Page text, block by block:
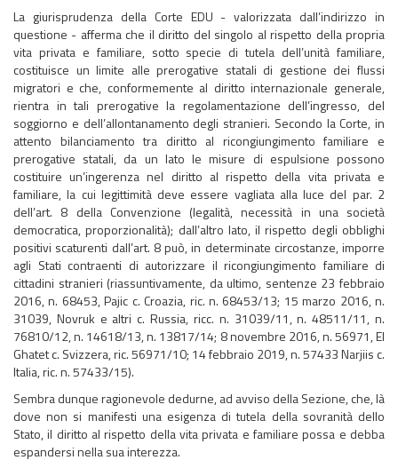
La giurisprudenza della Corte EDU - valorizzata dall’indirizzo in
questione - afferma che il diritto del singolo al rispetto della propria
vita privata e familiare, sotto specie di tutela dell’unità familiare,
costituisce un limite alle prerogative statali di gestione dei flussi
migratori e che, conformemente al diritto internazionale generale,
rientra in tali prerogative la regolamentazione dell’ingresso, del
soggiorno e dell’allontanamento degli stranieri. Secondo la Corte, in
attento bilanciamento tra diritto al ricongiungimento familiare e
prerogative statali, da un lato le misure di espulsione possono
costituire un’ingerenza nel diritto al rispetto della vita privata e
familiare, la cui legittimità deve essere vagliata alla luce del par. 2
dell’art. 8 della Convenzione (legalità, necessità in una società
democratica, proporzionalità); dall’altro lato, il rispetto degli obblighi
positivi scaturenti dall’art. 8 può, in determinate circostanze, imporre
agli Stati contraenti di autorizzare il ricongiungimento familiare di
cittadini stranieri (riassuntivamente, da ultimo, sentenze 23 febbraio
2016, n. 68453, Pajic c. Croazia, ric. n. 68453/13; 15 marzo 2016, n.
31039, Novruk e altri c. Russia, ricc. n. 31039/11, n. 48511/11, n.
76810/12, n. 14618/13, n. 13817/14; 8 novembre 2016, n. 56971, El
Ghatet c. Svizzera, ric. 56971/10; 14 febbraio 2019, n. 57433 Narjiis c.
Italia, ric. n. 57433/15).
Sembra dunque ragionevole dedurne, ad avviso della Sezione, che, là
dove non si manifesti una esigenza di tutela della sovranità dello
Stato, il diritto al rispetto della vita privata e familiare possa e debba
espandersi nella sua interezza.